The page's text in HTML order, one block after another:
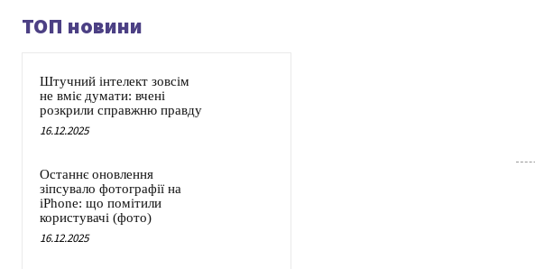
ТОП новини
Штучний інтелект зовсім
не вміє думати: вчені
розкрили справжню правду
16.12.2025
Останнє оновлення
зіпсувало фотографії на
iPhone: що помітили
користувачі (фото)
16.12.2025